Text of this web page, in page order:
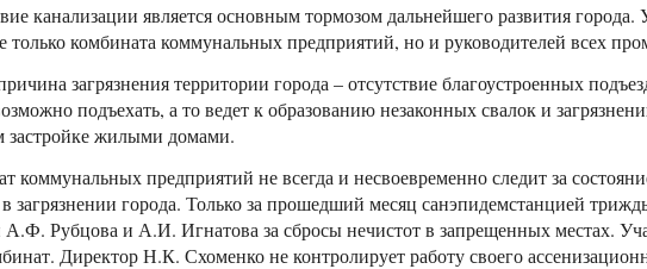
канализации является основным тормозом дальнейшего развития города.
только комбината коммунальных предприятий, но и руководителей всех
загрязнения территории города – отсутствие благоустроенных
подъехать, а то ведет к образованию незаконных свалок и
застройке жилыми домами.
коммунальных предприятий не всегда и несвоевременно следит за
в загрязнении города. Только за прошедший месяц санэпидемстанцией
А.Ф. Рубцова и А.И. Игнатова за сбросы нечистот в запрещенных местах.
Директор Н.К. Схоменко не контролирует работу своего